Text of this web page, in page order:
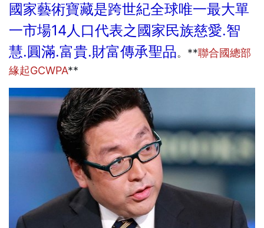
國家藝術寶藏是跨世紀全球唯一最大單
一市場14人口代表之國家民族慈愛.智
慧.圓滿.富貴.財富傳承聖品。**聯合國總部
緣起GCWPA**